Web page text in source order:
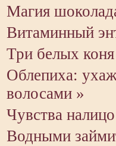
Магия
Витаминный
Три белых
Облепиха:
волосами »
Чувства
Водными